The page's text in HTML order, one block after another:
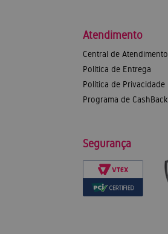
Atendimento
Central de Atendimento
Política de Entrega
Política de Privacidade
Programa de CashBack
Segurança